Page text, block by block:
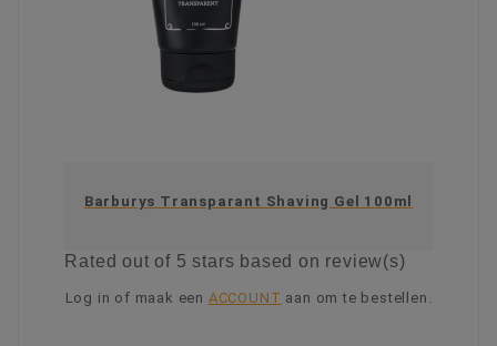
Barburys Transparant Shaving Gel 100ml
Ratedout of 5 stars based on review(s)
Log in of maak een ACCOUNT aan om te bestellen.